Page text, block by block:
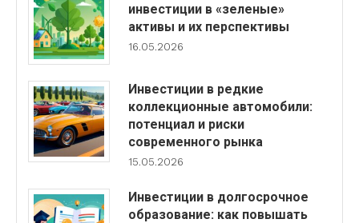
инвестиции в «зеленые»
активы и их перспективы
16.05.2026
Инвестиции в редкие
коллекционные автомобили:
потенциал и риски
современного рынка
15.05.2026
Инвестиции в долгосрочное
образование: как повышать